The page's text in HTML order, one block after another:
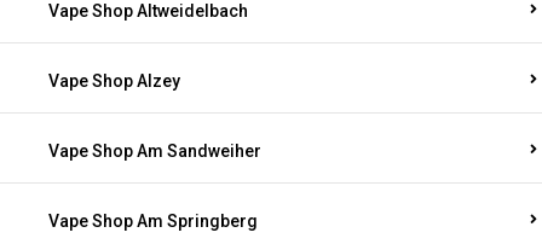
Vape Shop Altweidelbach
Vape Shop Alzey
Vape Shop Am Sandweiher
Vape Shop Am Springberg